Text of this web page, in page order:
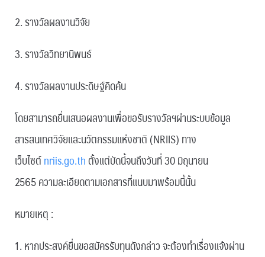
2. รางวัลผลงานวิจัย
3. รางวัลวิทยานิพนธ์
4. รางวัลผลงานประดิษฐ์คิดค้น
โดยสามารถยื่นเสนอผลงานเพื่อขอรับรางวัลฯผ่านระบบข้อมูล
สารสนเทศวิจัยและนวัตกรรมแห่งชาติ (NRIIS) ทาง
เว็บไซต์nriis.go.thตั้งแต่บัดนี้จนถึงวันที่ 30 มิถุนายน
2565 ความละเอียดตามเอกสารที่แนบมาพร้อมนี้นั้น
หมายเหตุ :
1. หากประสงค์ยื่นขอสมัครรับทุนดังกล่าว จะต้องทำเรื่องแจ้งผ่าน